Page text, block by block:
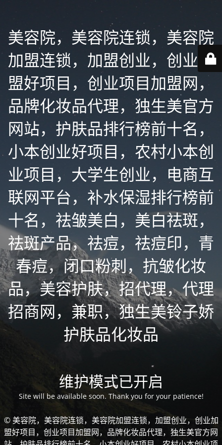
美容院，美容院连锁，美容院
加盟连锁，加盟创业，创业加
盟好项目，创业项目加盟网，
品牌化妆品代理，独生美官方
网站，护肤品排行榜前十名，
小本创业好项目，农村小本创
业项目，大学生创业，电商互
联网平台，补水保湿排行榜前
十名，祛皱美白，美白祛斑，
祛斑产品，祛痘，祛痘印，青
春痘，闭口粉刺，抗皱化妆
品，美容护肤，招代理，代理
招商网，兼职，独生美铃子娇
护肤品化妆品
维护模式已开启
Site will be available soon. Thank you for your patience!
© 美容院，美容院连锁，美容院加盟连锁，加盟创业，创业加
盟好项目，创业项目加盟网，品牌化妆品代理，独生美官方网